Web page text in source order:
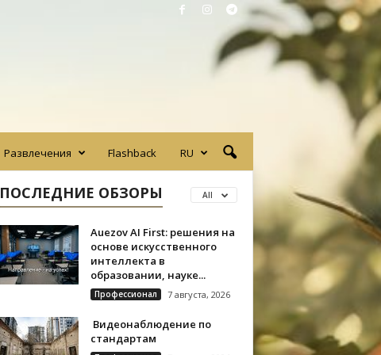
Развлечения Flashback RU
ПОСЛЕДНИЕ ОБЗОРЫ All
Auezov AI First: решения на
основе искусственного
интеллекта в
образовании, науке...
Профессионал 7 августа, 2026
Видеонаблюдение по
стандартам